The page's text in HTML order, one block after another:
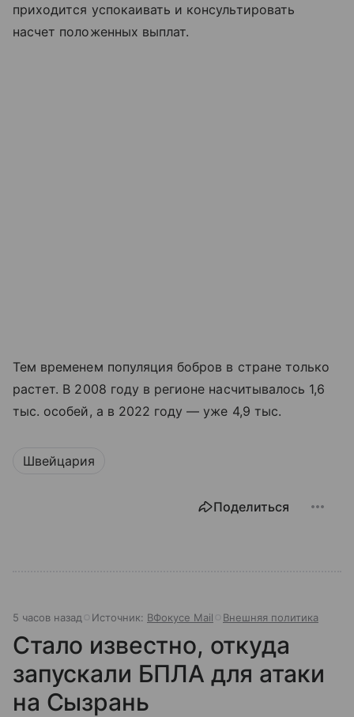
приходится успокаивать и консультировать
насчет положенных выплат.
Тем временем популяция бобров в стране только
растет. В 2008 году в регионе насчитывалось 1,6
тыс. особей, а в 2022 году — уже 4,9 тыс.
Швейцария
Поделиться
5 часов назад Источник: ВФокусе Mail Внешняя политика
Стало известно, откуда
запускали БПЛА для атаки
на Сызрань